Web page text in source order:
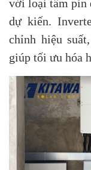
với loại tấm pin
dự kiến.
chỉnh hiệu
giúp tối ưu hóa